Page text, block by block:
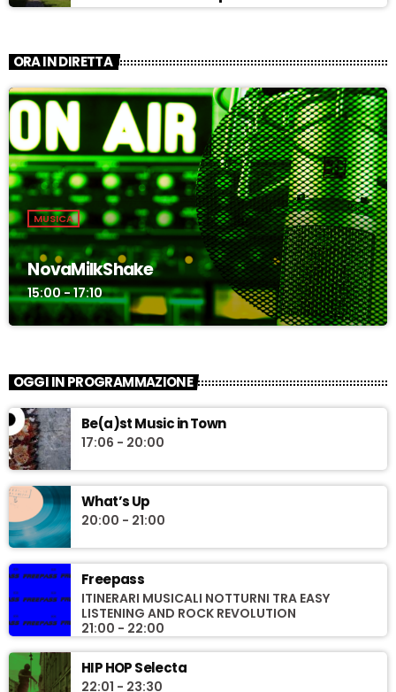
ASCOLTA
ORA IN DIRETTA
MUSICA
NovaMilkShake
15:00 - 17:10
OGGI IN PROGRAMMAZIONE
Be(a)st Music in Town
17:06 - 20:00
What’s Up
20:00 - 21:00
Freepass
ITINERARI MUSICALI NOTTURNI TRA EASY
LISTENING AND ROCK REVOLUTION
21:00 - 22:00
HIP HOP Selecta
22:01 - 23:30